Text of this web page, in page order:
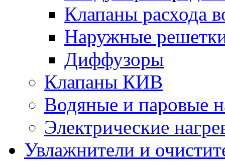
Клапаны расхода
Наружные
Диффузоры
Клапаны КИВ
Водяные и паровые
Электрические
Увлажнители и